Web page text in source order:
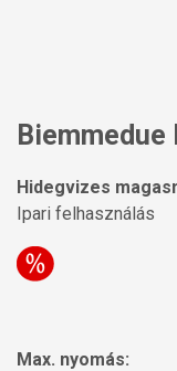
Biemmedue
Hidegvizes
Ipari felhasználás
Max. nyomás: